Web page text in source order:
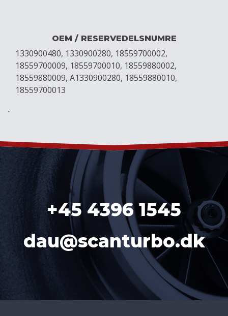
OEM / RESERVEDELSNUMRE
1330900480, 1330900280, 18559700002,
18559700009, 18559700010, 18559880002,
18559880009, A1330900280, 18559880010,
18559700013
´
+45 4396 1545
dau@scanturbo.dk